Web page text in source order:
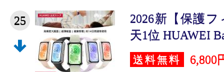
25
2026新【保護
天1位 HUAWEI
送料無料 6,800